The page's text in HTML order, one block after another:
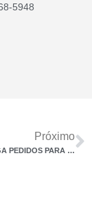
5948
Próximo
JUDICIÁRIO NEGA PEDIDOS PARA INSTALAÇÃO DE TOMADAS PARA CARROS ELÉTRICOS EM CONDOMÍNIOS